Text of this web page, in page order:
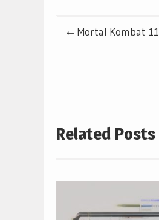
Navigazione
Mortal Kombat
Related Posts